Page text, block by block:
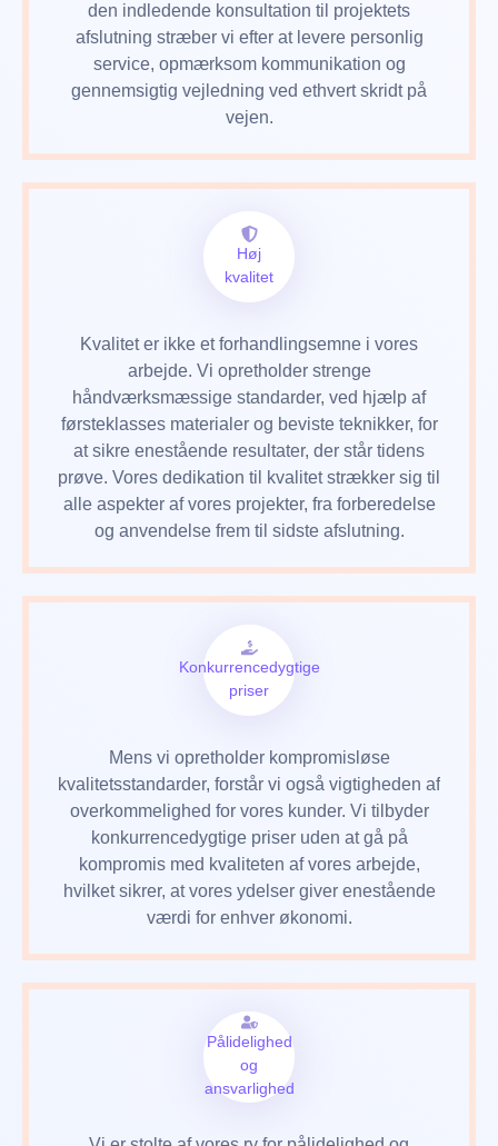
den indledende konsultation til projektets
afslutning stræber vi efter at levere personlig
service, opmærksom kommunikation og
gennemsigtig vejledning ved ethvert skridt på
vejen.
Høj
kvalitet
Kvalitet er ikke et forhandlingsemne i vores
arbejde. Vi opretholder strenge
håndværksmæssige standarder, ved hjælp af
førsteklasses materialer og beviste teknikker, for
at sikre enestående resultater, der står tidens
prøve. Vores dedikation til kvalitet strækker sig til
alle aspekter af vores projekter, fra forberedelse
og anvendelse frem til sidste afslutning.
Konkurrencedygtige
priser
Mens vi opretholder kompromisløse
kvalitetsstandarder, forstår vi også vigtigheden af
​​overkommelighed for vores kunder. Vi tilbyder
konkurrencedygtige priser uden at gå på
kompromis med kvaliteten af vores arbejde,
hvilket sikrer, at vores ydelser giver enestående
værdi for enhver økonomi.
Pålidelighed
og
ansvarlighed